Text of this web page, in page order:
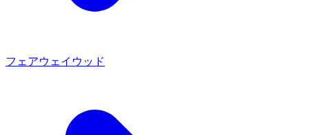
フェアウェイウッド